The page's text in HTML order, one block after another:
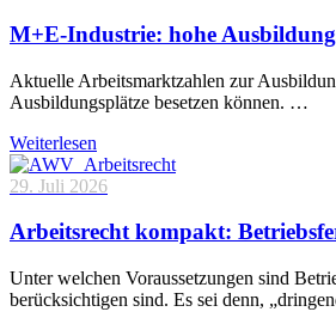
M+E-Industrie: hohe
Aktuelle Arbeitsmarktzahlen zur
Ausbildungsplätze besetzen können. …
Weiterlesen
29. Juli 2026
Arbeitsrecht kompakt:
Unter welchen Voraussetzungen sind
berücksichtigen sind. Es sei denn,